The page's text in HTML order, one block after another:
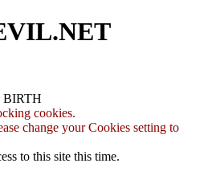
BIRTH
cookies.
change your Cookies setting to
to this site this time.